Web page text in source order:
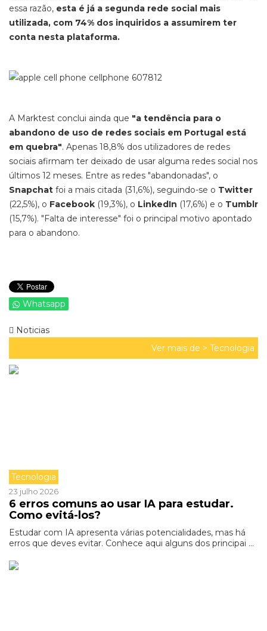
essa razão, esta é já a segunda rede social mais
utilizada, com 74% dos inquiridos a assumirem ter
conta nesta plataforma.
A Marktest conclui ainda que "a tendência para o
abandono de uso de redes sociais em Portugal está
em quebra". Apenas 18,8% dos utilizadores de redes
sociais afirmam ter deixado de usar alguma redes social nos
últimos 12 meses. Entre as redes "abandonadas", o
Snapchat foi a mais citada (31,6%), seguindo-se o Twitter
(22,5%), o Facebook (19,3%), o LinkedIn (17,6%) e o Tumblr
(15,7%). "Falta de interesse" foi o principal motivo apontado
para o abandono.
Whatsapp
Noticias
Ver mais de > Tecnologia
Tecnologia
23 julho 2026
6 erros comuns ao usar IA para estudar.
Como evitá-los?
Estudar com IA apresenta várias potencialidades, mas há
erros que deves evitar. Conhece aqui alguns dos principai ...